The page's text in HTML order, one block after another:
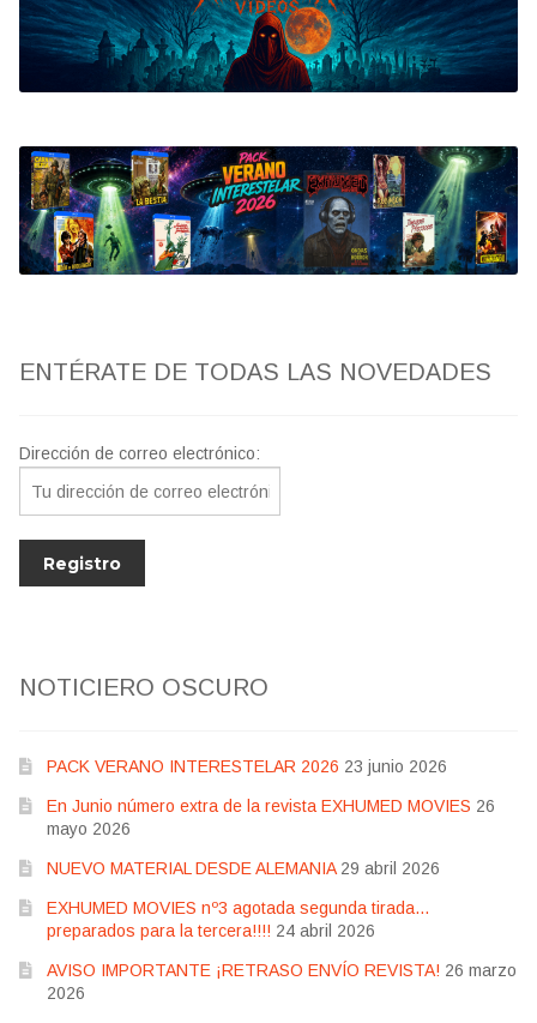
Bluray
Clasificada S
artwork
fantaterror
Jesús Franco
ENTÉRATE DE TODAS LAS NOVEDADES
Dirección de correo electrónico:
NOTICIERO OSCURO
PACK VERANO INTERESTELAR 2026 23 junio 2026
En Junio número extra de la revista EXHUMED MOVIES 26
mayo 2026
NUEVO MATERIAL DESDE ALEMANIA 29 abril 2026
EXHUMED MOVIES nº3 agotada segunda tirada…
preparados para la tercera!!!! 24 abril 2026
AVISO IMPORTANTE ¡RETRASO ENVÍO REVISTA! 26 marzo
2026